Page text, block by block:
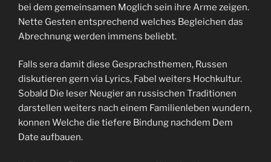
bei dem gemeinsamen Moglich sein ihre Arme zeigen.
Nette Gesten entsprechend welches Begleichen das
Abrechnung werden immens beliebt.
Falls sera damit diese Gesprachsthemen, Russen
diskutieren gern via Lyrics, Fabel weiters Hochkultur.
Sobald Die leser Neugier an russischen Traditionen
darstellen weiters nach einem Familienleben wundern,
konnen Welche die tiefere Bindung nachdem Dem
Date aufbauen.